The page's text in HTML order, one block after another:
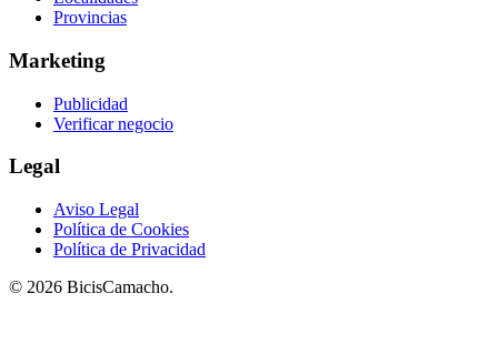
Provincias
Marketing
Publicidad
Verificar negocio
Legal
Aviso Legal
Política de Cookies
Política de Privacidad
© 2026 BicisCamacho.